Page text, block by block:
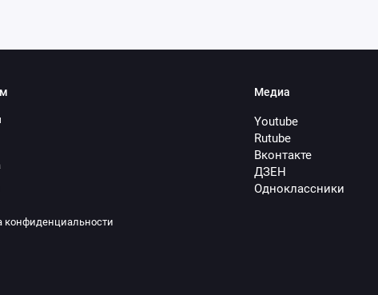
конфиденциальности
Медиа
Youtube
Rutube
Вконтакте
ДЗЕН
Одноклассники